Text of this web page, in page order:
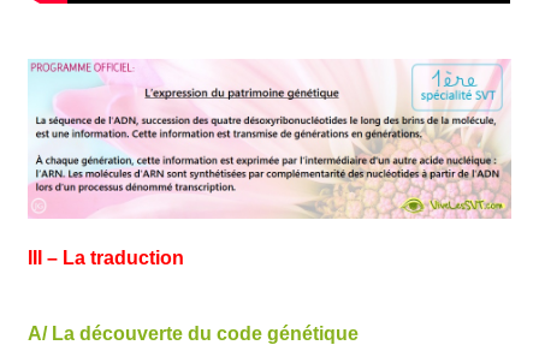
III – La traduction
A/ La découverte du code génétique